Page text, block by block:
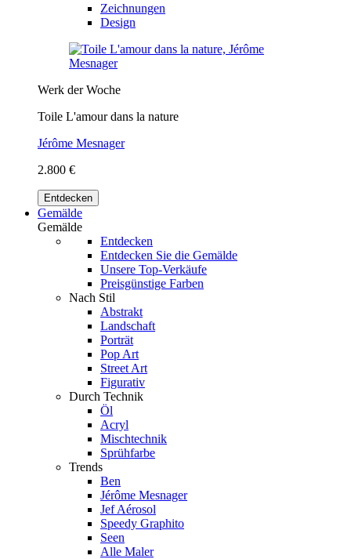
Zeichnungen
Design
Werk der Woche
Toile L'amour dans la nature
Jérôme Mesnager
2.800 €
Entdecken
Gemälde
Gemälde
Entdecken
Entdecken Sie die Gemälde
Unsere Top-Verkäufe
Preisgünstige Farben
Nach Stil
Abstrakt
Landschaft
Porträt
Pop Art
Street Art
Figurativ
Durch Technik
Öl
Acryl
Mischtechnik
Sprühfarbe
Trends
Ben
Jérôme Mesnager
Jef Aérosol
Speedy Graphito
Seen
Alle Maler